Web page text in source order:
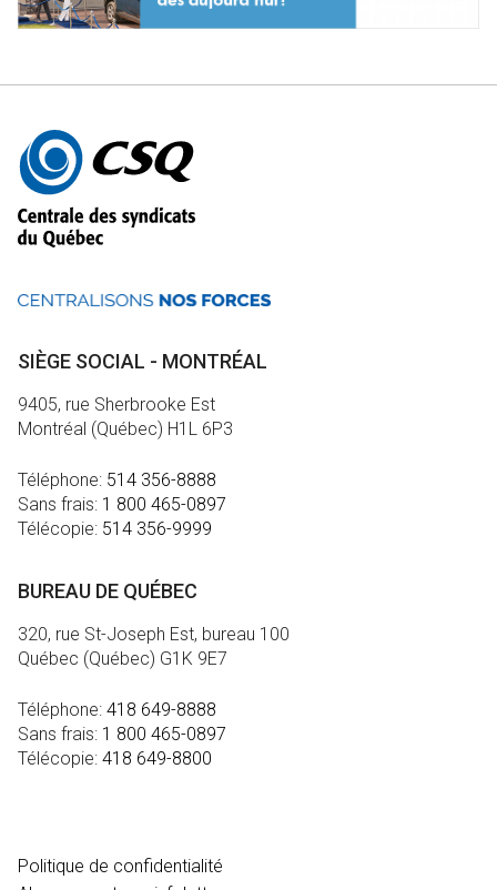
Autres
informations
SIÈGE SOCIAL - MONTRÉAL
9405, rue Sherbrooke Est
Montréal (Québec) H1L 6P3
Téléphone: 514 356-8888
Sans frais: 1 800 465-0897
Télécopie: 514 356-9999
BUREAU DE QUÉBEC
320, rue St-Joseph Est, bureau 100
Québec (Québec) G1K 9E7
Téléphone: 418 649-8888
Sans frais: 1 800 465-0897
Télécopie: 418 649-8800
Politique de confidentialité